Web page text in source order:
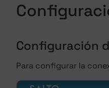
Configuración
Para configurar la